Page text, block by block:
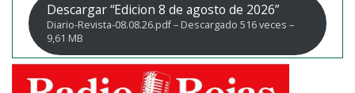
Descargar “Edicion 8 de agosto de 2026”
Diario-Revista-08.08.26.pdf – Descargado 516 veces –
9,61 MB